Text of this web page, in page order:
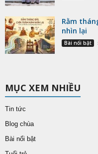
Rằm
nhìn lại
Bài nổi bật
MỤC XEM NHIỀU
Tin tức
Blog chùa
Bài nổi bật